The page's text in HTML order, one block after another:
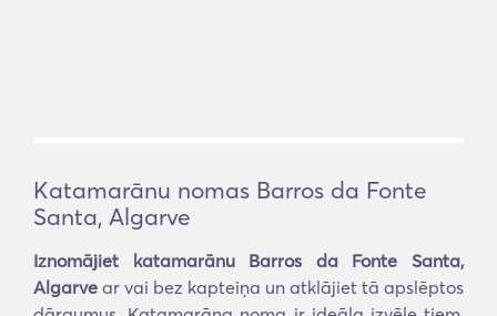
Katamarānu nomas Barros da Fonte
Santa, Algarve
Iznomājiet katamarānu Barros da Fonte Santa,
Algarve ar vai bez kapteiņa un atklājiet tā apslēptos